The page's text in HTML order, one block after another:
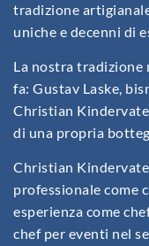
tradizione
uniche e decenni di
La nostra tradizione
fa: Gustav Laske,
Christian
di una propria
Christian
professionale come
esperienza come
chef per eventi nel